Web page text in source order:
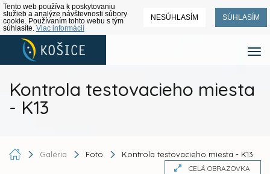
Tento web používa k poskytovaniu
služieb a analýze návštevnosti súbory
cookie. Používaním tohto webu s tým
súhlasíte. Viac informácií
NESÚHLASÍM SÚHLASÍM
Kontrola testovacieho miesta
- K13
Galéria Foto Kontrola testovacieho miesta - K13
CELÁ OBRAZOVKA